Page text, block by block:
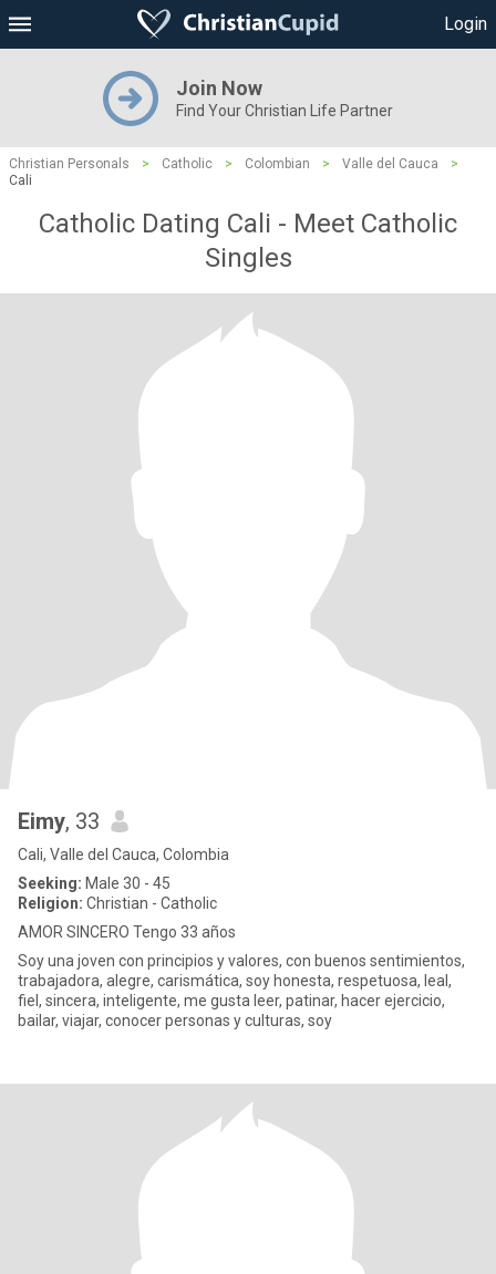
Login
Join Now
Find Your Christian Life Partner
Christian Personals > Catholic > Colombian > Valle del Cauca
>
Cali
Catholic Dating Cali - Meet Catholic
Singles
Eimy, 33
Cali, Valle del Cauca, Colombia
Seeking: Male 30 - 45
Religion: Christian - Catholic
AMOR SINCERO Tengo 33 años
Soy una joven con principios y valores, con buenos sentimientos,
trabajadora, alegre, carismática, soy honesta, respetuosa, leal,
fiel, sincera, inteligente, me gusta leer, patinar, hacer ejercicio,
bailar, viajar, conocer personas y culturas, soy